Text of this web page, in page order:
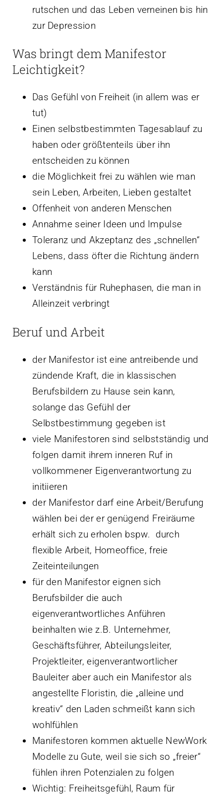
rutschen und das Leben verneinen bis hin
zur Depression
Was bringt dem Manifestor
Leichtigkeit?
Das Gefühl von Freiheit (in allem was er
tut)
Einen selbstbestimmten Tagesablauf zu
haben oder größtenteils über ihn
entscheiden zu können
die Möglichkeit frei zu wählen wie man
sein Leben, Arbeiten, Lieben gestaltet
Offenheit von anderen Menschen
Annahme seiner Ideen und Impulse
Toleranz und Akzeptanz des „schnellen“
Lebens, dass öfter die Richtung ändern
kann
Verständnis für Ruhephasen, die man in
Alleinzeit verbringt
Beruf und Arbeit
der Manifestor ist eine antreibende und
zündende Kraft, die in klassischen
Berufsbildern zu Hause sein kann,
solange das Gefühl der
Selbstbestimmung gegeben ist
viele Manifestoren sind selbstständig und
folgen damit ihrem inneren Ruf in
vollkommener Eigenverantwortung zu
initiieren
der Manifestor darf eine Arbeit/Berufung
wählen bei der er genügend Freiräume
erhält sich zu erholen bspw. durch
flexible Arbeit, Homeoffice, freie
Zeiteinteilungen
für den Manifestor eignen sich
Berufsbilder die auch
eigenverantwortliches Anführen
beinhalten wie z.B. Unternehmer,
Geschäftsführer, Abteilungsleiter,
Projektleiter, eigenverantwortlicher
Bauleiter aber auch ein Manifestor als
angestellte Floristin, die „alleine und
kreativ“ den Laden schmeißt kann sich
wohlfühlen
Manifestoren kommen aktuelle NewWork
Modelle zu Gute, weil sie sich so „freier“
fühlen ihren Potenzialen zu folgen
Wichtig: Freiheitsgefühl, Raum für